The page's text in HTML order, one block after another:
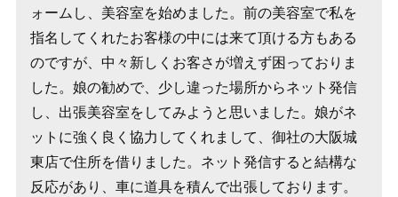
ォームし、美容室を始めました。前の美容室で私を
指名してくれたお客様の中には来て頂ける方もある
のですが、中々新しくお客さが増えず困っておりま
した。娘の勧めで、少し違った場所からネット発信
し、出張美容室をしてみようと思いました。娘がネ
ットに強く良く協力してくれまして、御社の大阪城
東店で住所を借りました。ネット発信すると結構な
反応があり、車に道具を積んで出張しております。